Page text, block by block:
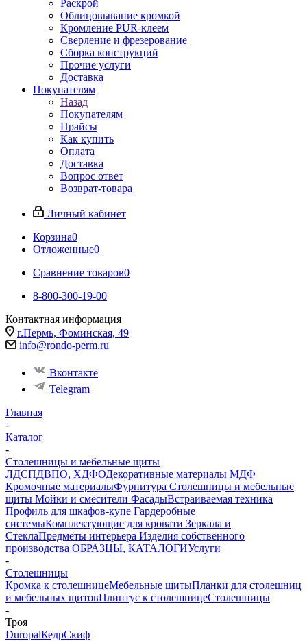
Раскрой
Облицовывание кромкой
Кромление PUR-клеем
Сверление и фрезерование
Сборка конструкций
Прочие услуги
Доставка
Покупателям
Назад
Покупателям
Прайсы
Как купить
Оплата
Доставка
Вопрос ответ
Возврат-товара
Личный кабинет
Корзина0
Отложенные0
Сравнение товаров0
8-800-300-19-00
Контактная информация
г.Пермь, Фоминская, 49
info@rondo-perm.ru
Вконтакте
Telegram
Главная
-
Каталог
-
Столешницы и мебельные щиты
ЛДСПДВПО, ХДФОДекоративные материалы МДФ
Кромочные материалыФурнитура Столешницы и мебельные
щиты Мойки и смесители ФасадыВстраиваемая техника
Профиль для шкафов-купе Гардеробные
системыКомплектующие для кровати Зеркала и
СтеклаПредметы интерьера Изделия собственного
производства ОБРАЗЦЫ, КАТАЛОГИУслуги
-
Столешницы
Кромка к столешницеМебельные щитыПланки для столешниц
и мебельных щитовПлинтус к столешницеСтолешницы
-
Троя
DuropalКедрСкиф